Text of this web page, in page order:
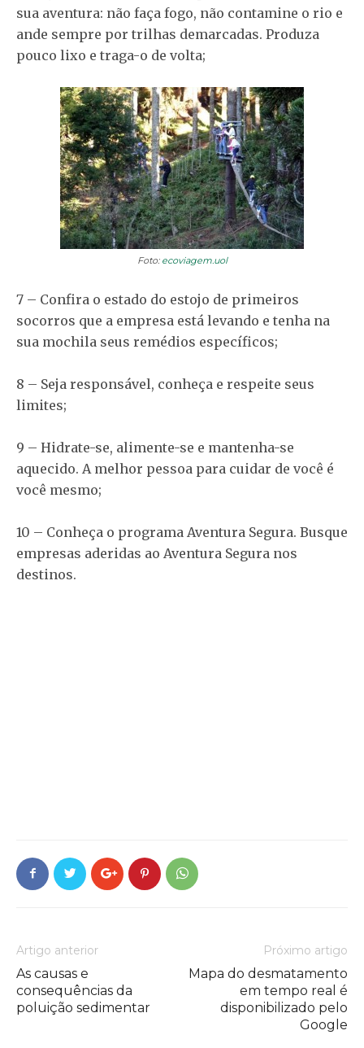
sua aventura: não faça fogo, não contamine o rio e
ande sempre por trilhas demarcadas. Produza
pouco lixo e traga-o de volta;
Foto: ecoviagem.uol
7 – Confira o estado do estojo de primeiros
socorros que a empresa está levando e tenha na
sua mochila seus remédios específicos;
8 – Seja responsável, conheça e respeite seus
limites;
9 – Hidrate-se, alimente-se e mantenha-se
aquecido. A melhor pessoa para cuidar de você é
você mesmo;
10 – Conheça o programa Aventura Segura. Busque
empresas aderidas ao Aventura Segura nos
destinos.
Artigo anterior
As causas e
consequências da
poluição sedimentar
Próximo artigo
Mapa do desmatamento
em tempo real é
disponibilizado pelo
Google